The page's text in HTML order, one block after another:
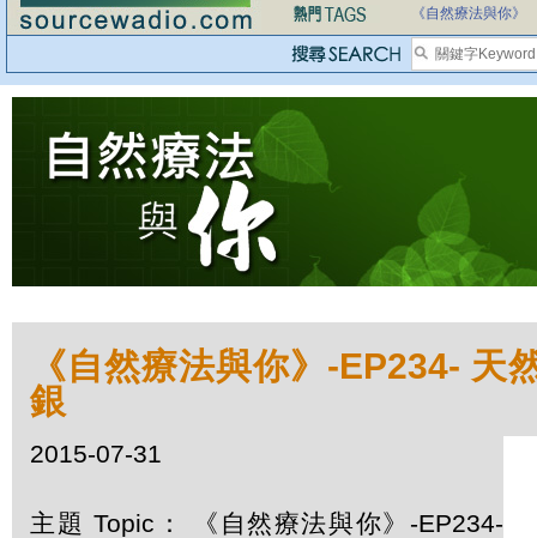
《自然療法與你》
《自然療法與你》-EP234- 天
銀
2015-07-31
主題 Topic： 《自然療法與你》-EP234-